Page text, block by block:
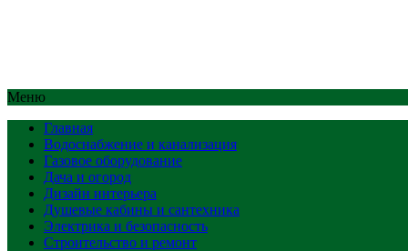
Меню
Главная
Водоснабжение и канализация
Газовое оборудование
Дача и огород
Дизайн интерьера
Душевые кабины и сантехника
Электрика и безопасность
Строительство и ремонт